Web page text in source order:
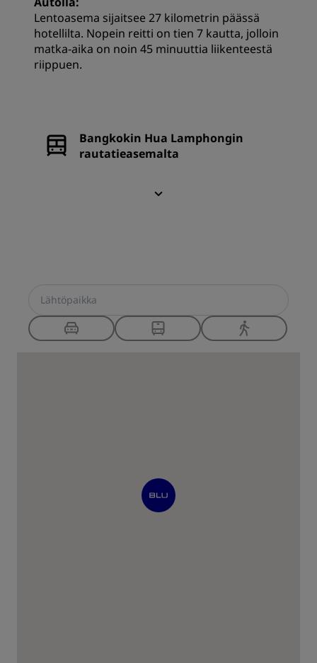
Lentoasema sijaitsee 27 kilometrin päässä
hotellilta. Nopein reitti on tien 7 kautta, jolloin
matka-aika on noin 45 minuuttia liikenteestä
riippuen.
Bangkokin Hua Lamphongin
rautatieasemalta